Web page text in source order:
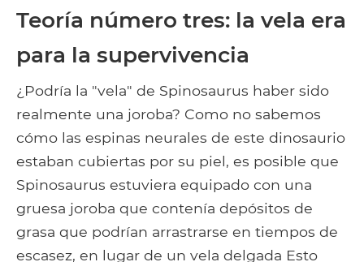
Teoría número tres: la vela era
para la supervivencia
¿Podría la "vela" de Spinosaurus haber sido
realmente una joroba? Como no sabemos
cómo las espinas neurales de este dinosaurio
estaban cubiertas por su piel, es posible que
Spinosaurus estuviera equipado con una
gruesa joroba que contenía depósitos de
grasa que podrían arrastrarse en tiempos de
escasez, en lugar de un vela delgada Esto